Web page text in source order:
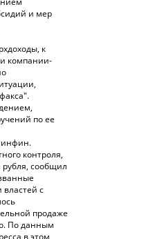
и мер
к
компании-
по ее
контроля,
рубля, сообщил
с
продаже
По данным
в этом